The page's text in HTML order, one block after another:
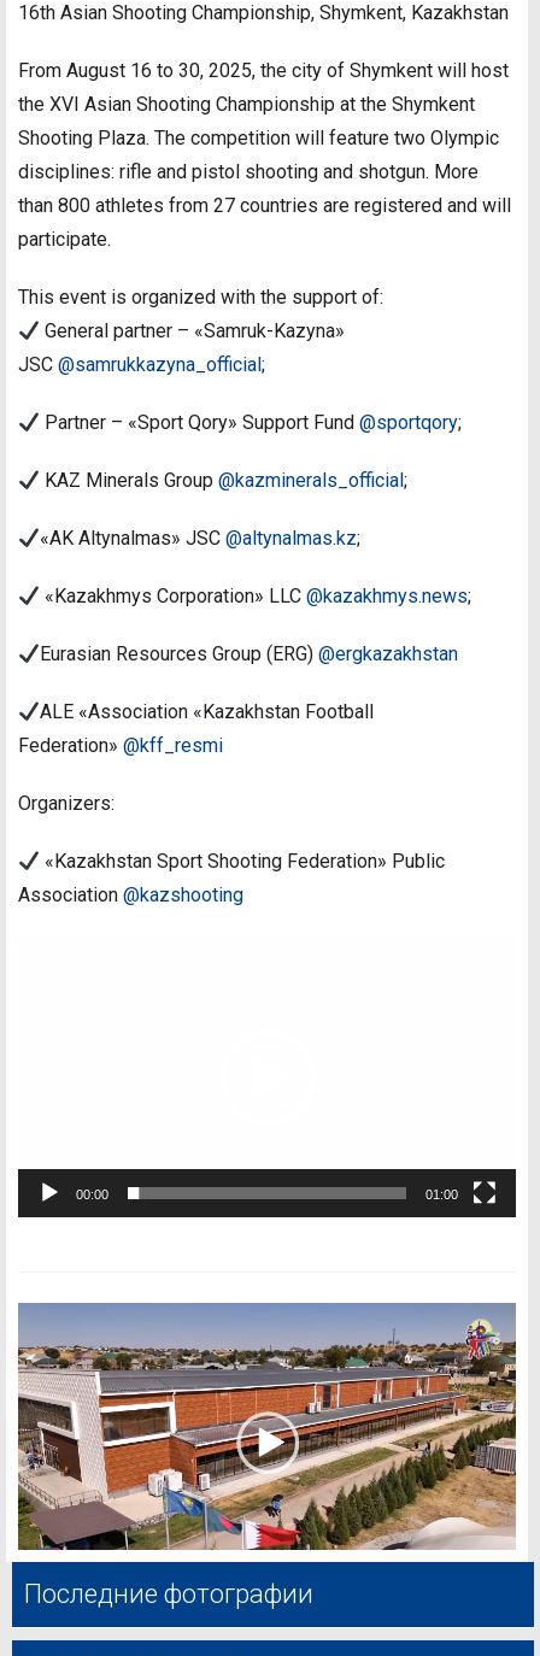
16th Asian Shooting Championship, Shymkent, Kazakhstan
From August 16 to 30, 2025, the city of Shymkent will host
the XVI Asian Shooting Championship at the Shymkent
Shooting Plaza. The competition will feature two Olympic
disciplines: rifle and pistol shooting and shotgun. More
than 800 athletes from 27 countries are registered and will
participate.
This event is organized with the support of:
General partner – «Samruk-Kazyna»
JSC @samrukkazyna_official ;
Partner – «Sport Qory» Support Fund@sportqory;
KAZ Minerals Group@kazminerals_official;
«AK Altynalmas» JSC@altynalmas.kz;
«Kazakhmys Corporation» LLC@kazakhmys.news;
Eurasian Resources Group (ERG)@ergkazakhstan
ALE «Association «Kazakhstan Football
Federation» @kff_resmi
Organizers:
«Kazakhstan Sport Shooting Federation» Public
Association @kazshooting
00:00 01:00
Последние фотографии